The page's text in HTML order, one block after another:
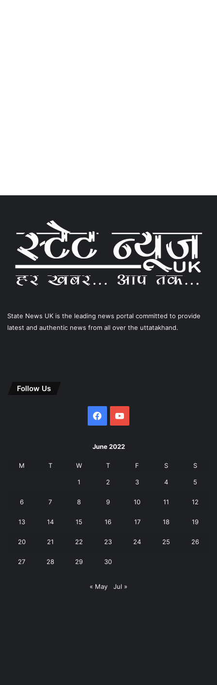
State News UK is the leading news portal committed to provide
latest and authentic news from all over the uttatakhand.
Follow Us
Facebook
June 2022
M T W T F S S
1 2 3 4 5
6 7 8 9 10 11 12
13 14 15 16 17 18 19
20 21 22 23 24 25 26
27 28 29 30
« May Jul »